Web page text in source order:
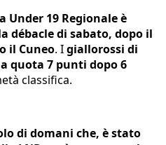
Under 19 Regionale è
débacle di sabato, dopo il
il Cuneo. Igiallorossi di
quota 7 punti dopo 6
classifica.
di domani che, è stato